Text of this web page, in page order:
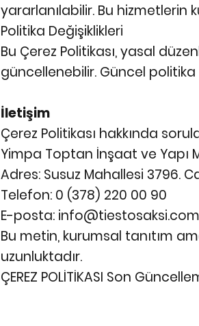
yararlanılabilir. Bu hizmetlerin
Politika Değişiklikleri
Bu Çerez Politikası, yasal
güncellenebilir. Güncel
İletişim
Çerez Politikası hakkında
Yimpa Toptan İnşaat ve Yapı
Adres: Susuz Mahallesi 3796.
Telefon: 0 (378) 220 00 90
E-posta: info@tiestosaksi.com
Bu metin, kurumsal tanıtım
uzunluktadır.
ÇEREZ POLİTİKASI Son